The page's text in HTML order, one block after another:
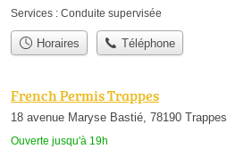
Services : Conduite supervisée
Horaires Téléphone
French Permis Trappes
18 avenue Maryse Bastié, 78190 Trappes
Ouverte jusqu'à 19h